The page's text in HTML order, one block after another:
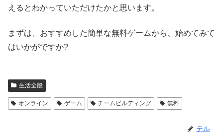
えるとわかっていただけたかと思います。
まずは、おすすめした簡単な無料ゲームから、始めてみて
はいかがですか?
生活全般
オンライン ゲーム チームビルディング 無料
テル